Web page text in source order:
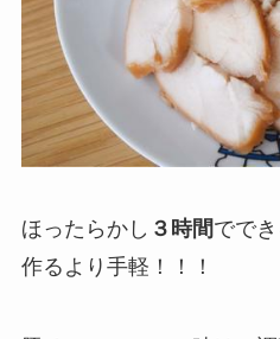
ほったらかし ３時間でで
作るより手軽！！！